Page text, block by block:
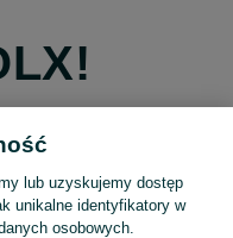
Facebooka
konto Apple
lub uzyskujemy dostęp
unikalne identyfikatory w
osobowych.